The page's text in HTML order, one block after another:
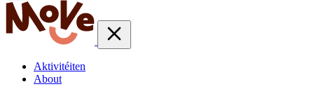
Aktivitéiten
About